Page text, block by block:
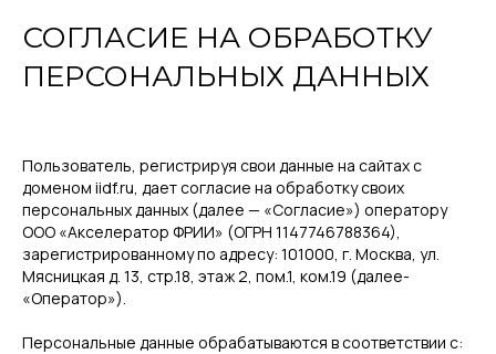
СОГЛАСИЕ НА ОБРАБОТКУ
ПЕРСОНАЛЬНЫХ ДАННЫХ
Пользователь, регистрируя свои данные на сайтах с
доменом iidf.ru, дает согласие на обработку своих
персональных данных (далее — «Согласие») оператору
ООО «Акселератор ФРИИ» (ОГРН 1147746788364),
зарегистрированному по адресу: 101000, г. Москва, ул.
Мясницкая д. 13, стр.18, этаж 2, пом.1, ком.19 (далее-
«Оператор»).
Персональные данные обрабатываются в соответствии с: